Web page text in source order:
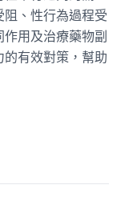
、性行為過程受
用及治療藥物副
有效對策，幫助